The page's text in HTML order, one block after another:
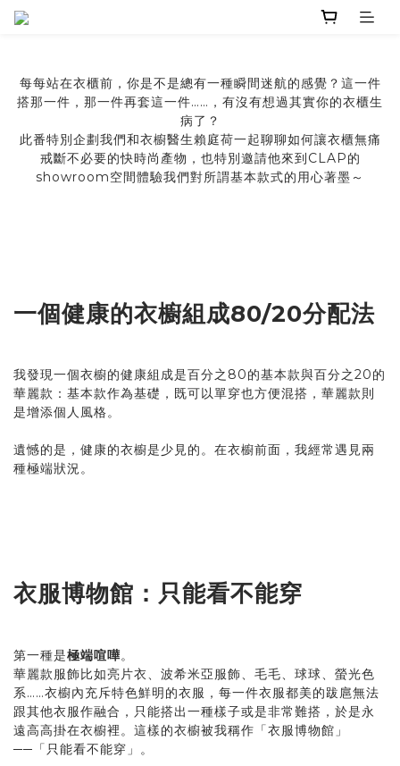
每每站在衣櫃前，你是不是總有一種瞬間迷航的感覺？這一件
搭那一件，那一件再套這一件……，有沒有想過其實你的衣櫃生
病了？
此番特別企劃我們和衣櫥醫生賴庭荷一起聊聊如何讓衣櫃無痛
戒斷不必要的快時尚產物，也特別邀請他來到CLAP的
showroom空間體驗我們對所謂基本款式的用心著墨～
一個健康的衣櫥組成80/20分配法
我發現一個衣櫥的健康組成是百分之80的基本款與百分之20的
華麗款：基本款作為基礎，既可以單穿也方便混搭，華麗款則
是增添個人風格。
遺憾的是，健康的衣櫥是少見的。在衣櫥前面，我經常遇見兩
種極端狀況。
衣服博物館：只能看不能穿
第一種是極端喧嘩。
華麗款服飾比如亮片衣、波希米亞服飾、毛毛、球球、螢光色
系……衣櫥內充斥特色鮮明的衣服，每一件衣服都美的跋扈無法
跟其他衣服作融合，只能搭出一種樣子或是非常難搭，於是永
遠高高掛在衣櫥裡。這樣的衣櫥被我稱作「衣服博物館」
──「只能看不能穿」。